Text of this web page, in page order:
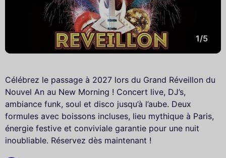
1/5
Célébrez le passage à 2027 lors du Grand Réveillon du
Nouvel An au New Morning ! Concert live, DJ’s,
ambiance funk, soul et disco jusqu’à l’aube. Deux
formules avec boissons incluses, lieu mythique à Paris,
énergie festive et conviviale garantie pour une nuit
inoubliable. Réservez dès maintenant !